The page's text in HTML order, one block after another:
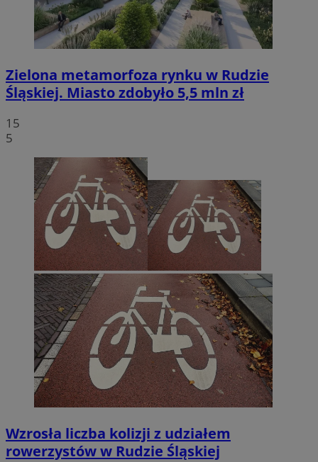
Zielona metamorfoza rynku w Rudzie
Śląskiej. Miasto zdobyło 5,5 mln zł
15
5
Wzrosła liczba kolizji z udziałem
rowerzystów w Rudzie Śląskiej